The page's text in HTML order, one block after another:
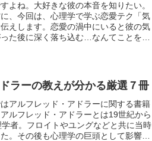
よね。大好きな彼の本音を知りたい。
、今回は、心理学で学ぶ恋愛テク「気
えします。恋愛の渦中にいると彼の気
た後に深く落ち込む…なんてことを繰
ラーの教えが分かる厳選７冊
アルフレッド・アドラーに関する書籍
ルフレッド・アドラーとは19世紀から
者。フロイトやユングなどと共に当時
。その後も心理学の巨頭として影響力